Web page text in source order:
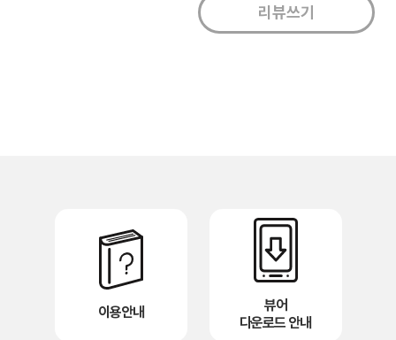
이용안내
뷰어
다운로드 안내